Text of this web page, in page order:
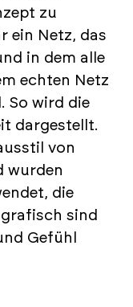
zu
ein Netz, das
in dem alle
echten Netz
So wird die
dargestellt.
von
wurden
die
sind
Gefühl